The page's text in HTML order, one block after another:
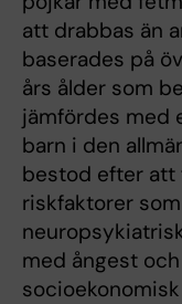
att drabbas än
baserades på
års ålder som
jämfördes med
barn i den
bestod efter att
riskfaktorer
med ångest